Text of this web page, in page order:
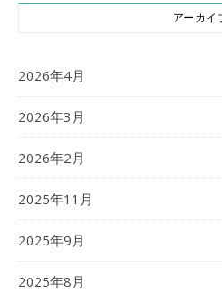
アーカイ
2026年4月
2026年3月
2026年2月
2025年11月
2025年9月
2025年8月